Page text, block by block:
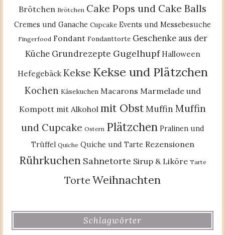
Brötchen Brötchen Cake Pops und Cake Balls
Cremes und Ganache Cupcake Events und Messebesuche
Fingerfood Fondant Fondanttorte Geschenke aus der
Küche Grundrezepte Gugelhupf Halloween
Hefegebäck Kekse Kekse und Plätzchen
Kochen Käsekuchen Macarons Marmelade und
Kompott mit Alkohol mit ObstMuffin Muffin
und Cupcake Ostern Plätzchen Pralinen und
Trüffel Quiche Quiche und Tarte Rezensionen
Rührkuchen Sahnetorte Sirup & Liköre Tarte
Torte Weihnachten
Schlagwörter